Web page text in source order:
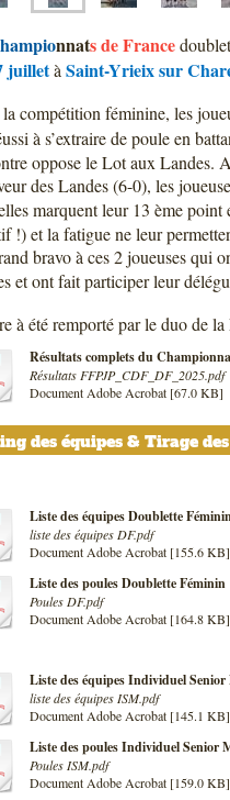
nnats de France
juilletà Saint-Yrieix sur
compétition féminine, les
à s’extraire de poule en
oppose le Lot aux Landes.
des Landes (6-0), les
marquent leur 13 ème point
!) et la fatigue ne leur
bravo à ces 2 joueuses qui
et ont fait participer leur
à été remporté par le duo de
Résultats complets du
Résultats FFPJP_CDF_DF_2025.pdf
Document Adobe Acrobat [67.0 KB]
des équipes & Tirage
Liste des équipes Doublette
liste des équipes DF.pdf
Document Adobe Acrobat [155.6 KB]
Liste des poules Doublette Féminin
Poules DF.pdf
Document Adobe Acrobat [164.8 KB]
Liste des équipes Individuel
liste des équipes ISM.pdf
Document Adobe Acrobat [145.1 KB]
Liste des poules Individuel Senior
Poules ISM.pdf
Document Adobe Acrobat [159.0 KB]